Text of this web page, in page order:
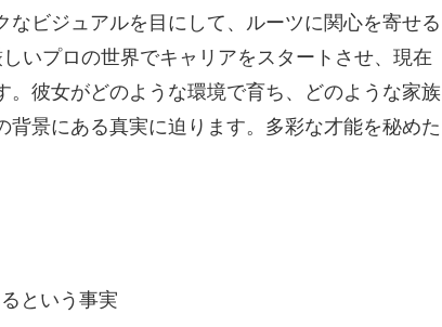
ビジュアルを目にして、ルーツに関心を寄せる
いプロの世界でキャリアをスタートさせ、現在
彼女がどのような環境で育ち、どのような家族
景にある真実に迫ります。多彩な才能を秘めた
という事実